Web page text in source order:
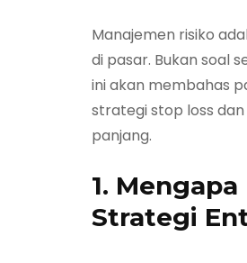
Manajemen risiko
di pasar. Bukan soal
ini akan membahas
strategi stop loss
panjang.
1.
Strategi